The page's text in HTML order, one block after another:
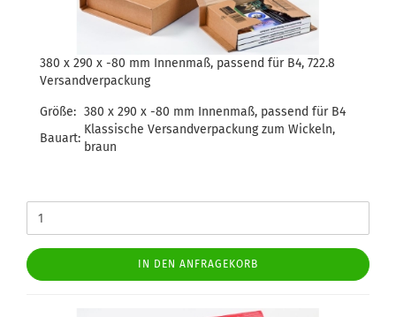
380 x 290 x -80 mm Innenmaß, passend für B4, 722.8
Versandverpackung
Größe: 380 x 290 x -80 mm Innenmaß, passend für B4
Bauart:
Klassische Versandverpackung zum Wickeln,
braun
IN DEN ANFRAGEKORB